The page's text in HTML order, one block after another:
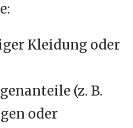
Kleidung oder
(z. B.
oder